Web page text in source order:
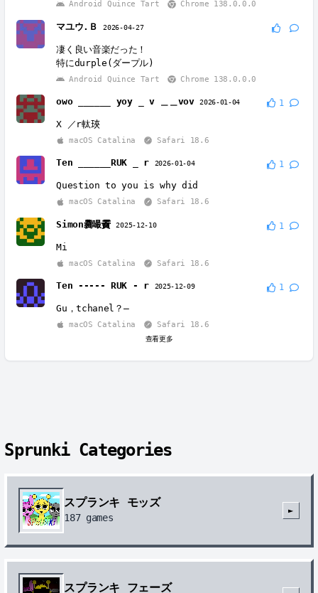
Android Quince Tart Chrome 138.0.0.0
マユウ.Ｂ 2026-04-27
凄く良い音楽だった！
特にdurple(ダープル)
Android Quince Tart Chrome 138.0.0.0
owo ______ yoy _ v ＿＿vov2026-01-04 1
X ／r軚𤥵
macOS Catalina Safari 18.6
Ten ______RUK _ r 2026-01-04 1
Question to you is why did
macOS Catalina Safari 18.6
Simon爨嘬靌 2025-12-10 1
Mi
macOS Catalina Safari 18.6
Ten ----- RUK - r 2025-12-09 1
Gu，tchanel？—
macOS Catalina Safari 18.6
查看更多
Sprunki Categories
スプランキ モッズ
187games
►
スプランキ フェーズ